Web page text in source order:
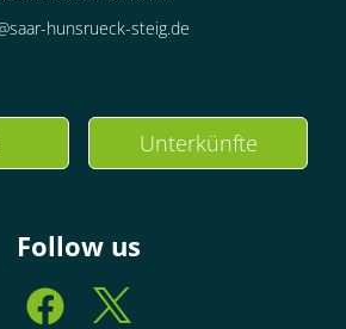
hunsrueck-steig.de
Unterkünfte
Follow us